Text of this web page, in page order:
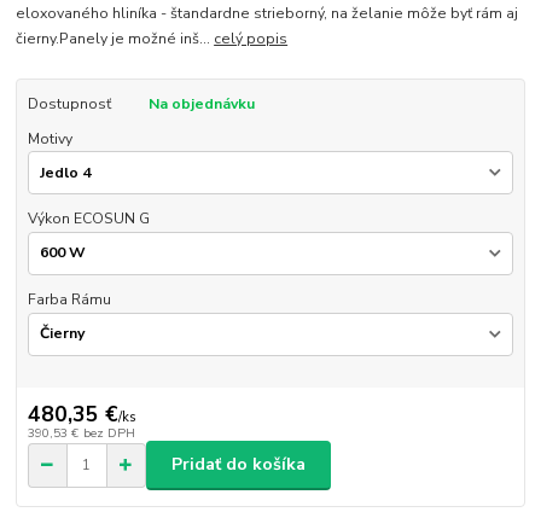
eloxovaného hliníka - štandardne strieborný, na želanie môže byť rám aj
čierny.Panely je možné inš... celý popis
Dostupnosť
Na objednávku
Motivy
Výkon ECOSUN G
Farba Rámu
480,35 €/ks
390,53 € bez DPH
Pridať do košíka